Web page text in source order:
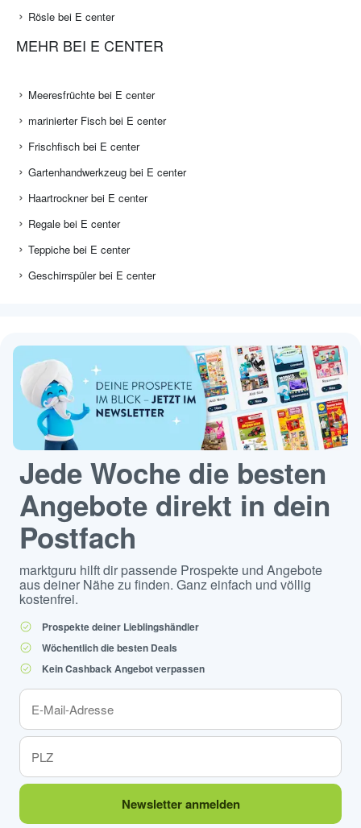
Rösle bei E center
MEHR BEI E CENTER
Meeresfrüchte bei E center
marinierter Fisch bei E center
Frischfisch bei E center
Gartenhandwerkzeug bei E center
Haartrockner bei E center
Regale bei E center
Teppiche bei E center
Geschirrspüler bei E center
Jede Woche die besten
Angebote direkt in dein
Postfach
marktguru hilft dir passende Prospekte und Angebote
aus deiner Nähe zu finden. Ganz einfach und völlig
kostenfrei.
Prospekte deiner Lieblingshändler
Wöchentlich die besten Deals
Kein Cashback Angebot verpassen
Newsletter anmelden